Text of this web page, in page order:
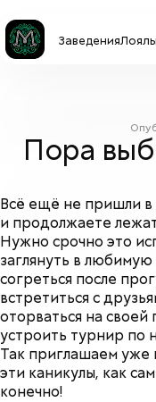
Заведения
Пора
Всё ещё не пришли в
и продолжаете
Нужно срочно это
заглянуть в любимую
согреться после
встретиться с
оторваться на
устроить турнир по
Так приглашаем уже
эти каникулы, как
конечно!